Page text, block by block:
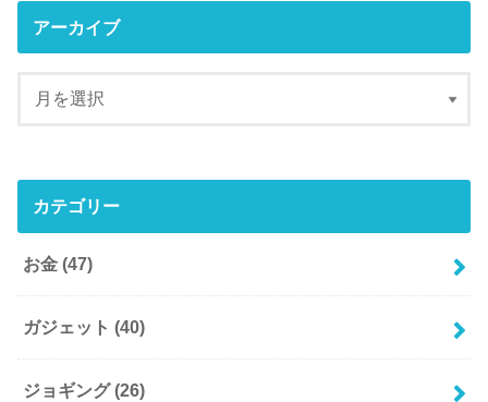
アーカイブ
カテゴリー
お金(47)
ガジェット(40)
ジョギング(26)